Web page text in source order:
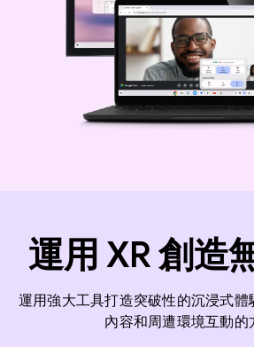
運用 XR 創造
運用強大工具打造突破性的沉浸式體
內容和周遭環境互動的